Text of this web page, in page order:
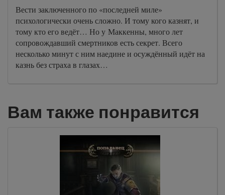
Вести заключенного по «последней миле»
психологически очень сложно. И тому кого казнят, и
тому кто его ведёт… Но у Маккенны, много лет
сопровождавший смертников есть секрет. Всего
несколько минут с ним наедине и осуждённый идёт на
казнь без страха в глазах…
Вам также понравится